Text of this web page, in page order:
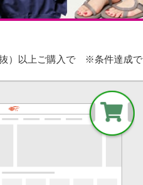
抜）以上ご購入で ※条件達成で